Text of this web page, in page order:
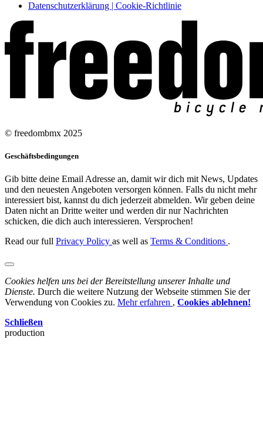
Datenschutzerklärung | Cookie-Richtlinie
© freedombmx 2025
Geschäftsbedingungen
Gib bitte deine Email Adresse an, damit wir dich mit News, Updates
und den neuesten Angeboten versorgen können. Falls du nicht mehr
interessiert bist, kannst du dich jederzeit abmelden. Wir geben deine
Daten nicht an Dritte weiter und werden dir nur Nachrichten
schicken, die dich auch interessieren. Versprochen!
Read our full Privacy Policy as well as Terms & Conditions .
Cookies helfen uns bei der Bereitstellung unserer Inhalte und
Dienste. Durch die weitere Nutzung der Webseite stimmen Sie der
Verwendung von Cookies zu. Mehr erfahren , Cookies ablehnen!
Schließen
production